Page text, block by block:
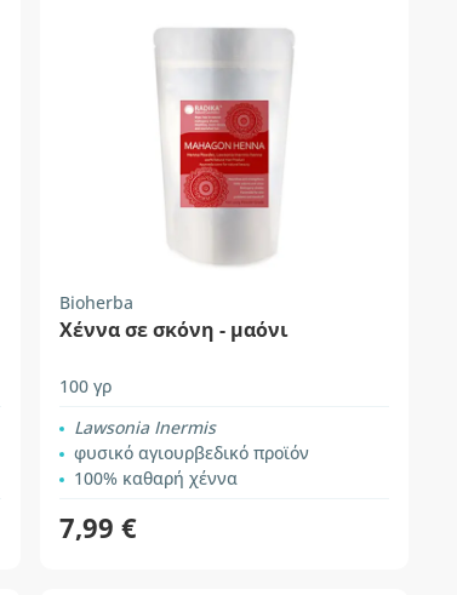
Bioherba
Χέννα σε σκόνη - μαόνι
100 γρ
Lawsonia Inermis
φυσικό αγιουρβεδικό προϊόν
100% καθαρή χέννα
7,99 €